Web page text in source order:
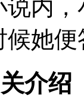
内
她
介绍